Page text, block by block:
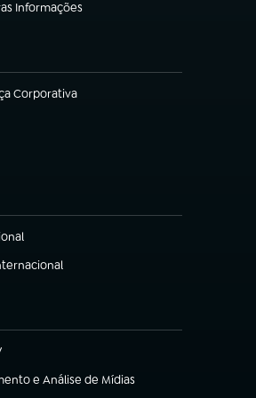
Informações
em nova aba)
Corporativa
aba)
aba)
aba)
aba)
aba)
e Análise de Mídias
aba)